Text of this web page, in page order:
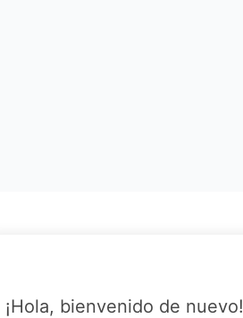
¡Hola, bienvenido de nuevo!